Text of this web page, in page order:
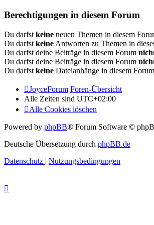
Berechtigungen in diesem Forum
Du darfst keine neuen Themen in diesem
Du darfst keine Antworten zu Themen in
Du darfst deine Beiträge in diesem Forum
Du darfst deine Beiträge in diesem Forum
Du darfst keine Dateianhänge in diesem
JoyceForum Foren-Übersicht
Alle Zeiten sind UTC+02:00
Alle Cookies löschen
Powered by phpBB® Forum Software ©
Deutsche Übersetzung durch phpBB.de
Datenschutz | Nutzungsbedingungen